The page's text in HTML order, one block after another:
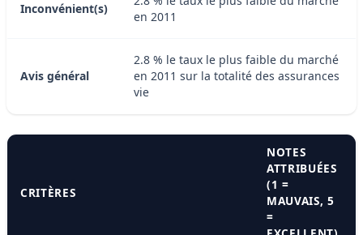
Inconvénient(s)
en 2011
Avis général
2.8 % le taux le plus faible du marché
en 2011 sur la totalité des assurances
vie
CRITÈRES
NOTES
ATTRIBUÉES
(1 =
MAUVAIS, 5
=